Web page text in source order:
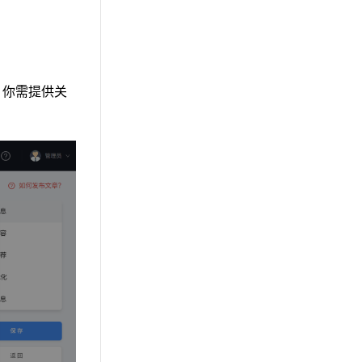
需提供关